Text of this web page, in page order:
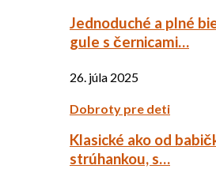
Jednoduché a plné
gule s černicami…
26. júla 2025
Dobroty pre deti
Klasické ako od
strúhankou, s…